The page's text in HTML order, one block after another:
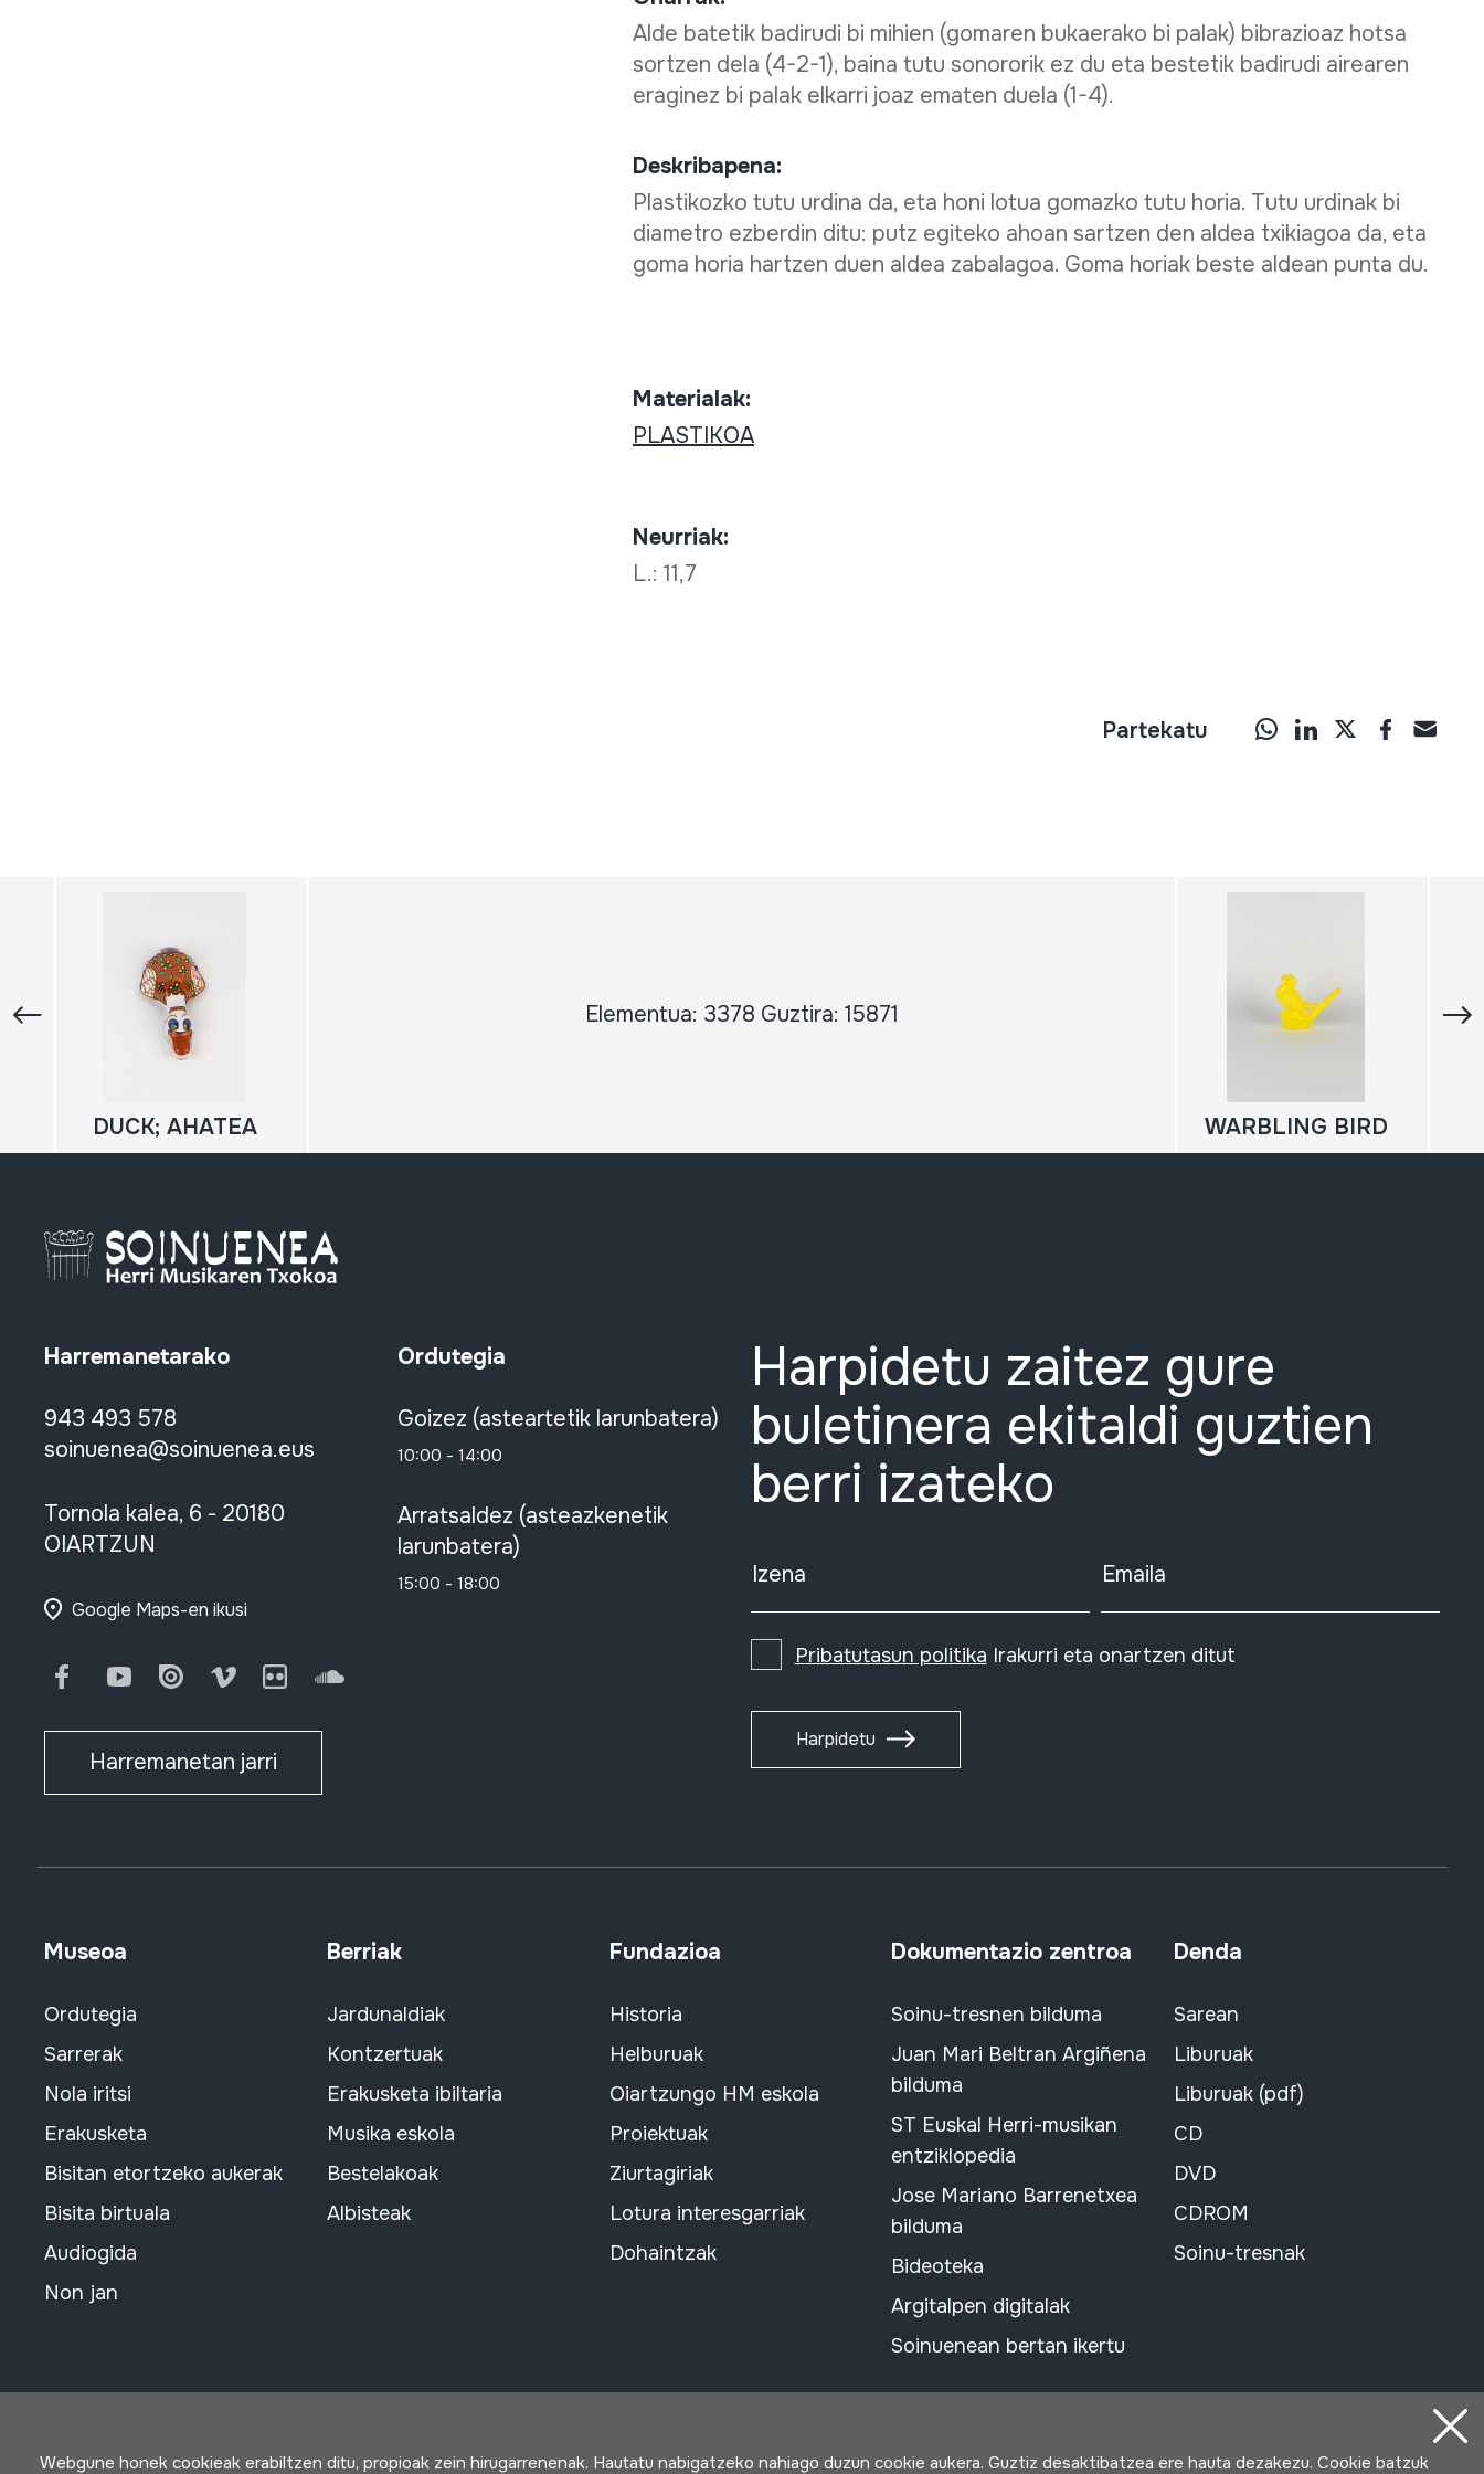
Alde batetik badirudi bi mihien (gomaren bukaerako bi palak) bibrazioaz hotsa
sortzen dela (4-2-1), baina tutu sonororik ez du eta bestetik badirudi airearen
eraginez bi palak elkarri joaz ematen duela (1-4).
Deskribapena:
Plastikozko tutu urdina da, eta honi lotua gomazko tutu horia. Tutu urdinak bi
diametro ezberdin ditu: putz egiteko ahoan sartzen den aldea txikiagoa da, eta
goma horia hartzen duen aldea zabalagoa. Goma horiak beste aldean punta du.
Materialak:
PLASTIKOA
Neurriak:
L.: 11,7
Partekatu
Elementua: 3378 Guztira: 15871
DUCK; AHATEA WARBLING BIRD
Harremanetarako
943 493 578
soinuenea@soinuenea.eus
Tornola kalea, 6 - 20180
OIARTZUN
Google Maps-en ikusi
FacebookYoutubeIssuu Vimeo FlickrSoundCloud
Harremanetan jarri
Ordutegia
Goizez (asteartetik larunbatera)
10:00 - 14:00
Arratsaldez (asteazkenetik
larunbatera)
15:00 - 18:00
Harpidetu zaitez gure
buletinera ekitaldi guztien
berri izateko
Izena Emaila
Pribatutasun politika Irakurri eta onartzen ditut
Harpidetu
Museoa
Ordutegia
Sarrerak
Nola iritsi
Erakusketa
Bisitan etortzeko aukerak
Bisita birtuala
Audiogida
Non jan
Berriak
Jardunaldiak
Kontzertuak
Erakusketa ibiltaria
Musika eskola
Bestelakoak
Albisteak
Fundazioa
Historia
Helburuak
Oiartzungo HM eskola
Proiektuak
Ziurtagiriak
Lotura interesgarriak
Dohaintzak
Dokumentazio zentroa
Soinu-tresnen bilduma
Juan Mari Beltran Argiñena
bilduma
ST Euskal Herri-musikan
entziklopedia
Jose Mariano Barrenetxea
bilduma
Bideoteka
Argitalpen digitalak
Soinuenean bertan ikertu
Denda
Sarean
Liburuak
Liburuak (pdf)
CD
DVD
CDROM
Soinu-tresnak
Webgune honek cookieak erabiltzen ditu, propioak zein hirugarrenenak. Hautatu nabigatzeko nahiago duzun cookie aukera. Guztiz desaktibatzea ere hauta dezakezu. Cookie batzuk